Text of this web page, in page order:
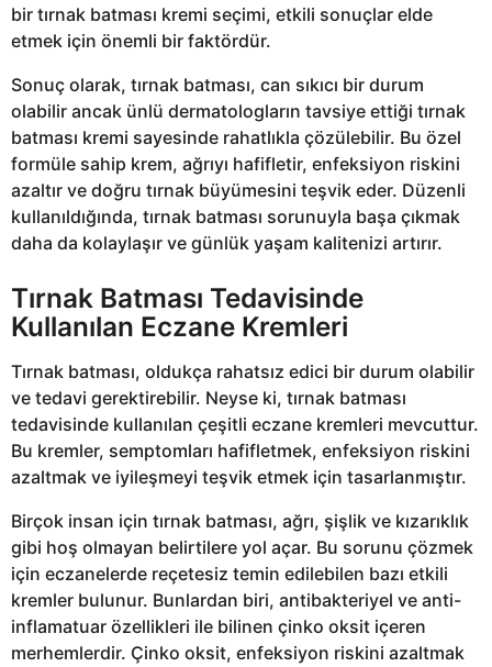
bir tırnak batması kremi seçimi, etkili sonuçlar elde
etmek için önemli bir faktördür.
Sonuç olarak, tırnak batması, can sıkıcı bir durum
olabilir ancak ünlü dermatologların tavsiye ettiği tırnak
batması kremi sayesinde rahatlıkla çözülebilir. Bu özel
formüle sahip krem, ağrıyı hafifletir, enfeksiyon riskini
azaltır ve doğru tırnak büyümesini teşvik eder. Düzenli
kullanıldığında, tırnak batması sorunuyla başa çıkmak
daha da kolaylaşır ve günlük yaşam kalitenizi artırır.
Tırnak Batması Tedavisinde
Kullanılan Eczane Kremleri
Tırnak batması, oldukça rahatsız edici bir durum olabilir
ve tedavi gerektirebilir. Neyse ki, tırnak batması
tedavisinde kullanılan çeşitli eczane kremleri mevcuttur.
Bu kremler, semptomları hafifletmek, enfeksiyon riskini
azaltmak ve iyileşmeyi teşvik etmek için tasarlanmıştır.
Birçok insan için tırnak batması, ağrı, şişlik ve kızarıklık
gibi hoş olmayan belirtilere yol açar. Bu sorunu çözmek
için eczanelerde reçetesiz temin edilebilen bazı etkili
kremler bulunur. Bunlardan biri, antibakteriyel ve anti-
inflamatuar özellikleri ile bilinen çinko oksit içeren
merhemlerdir. Çinko oksit, enfeksiyon riskini azaltmak